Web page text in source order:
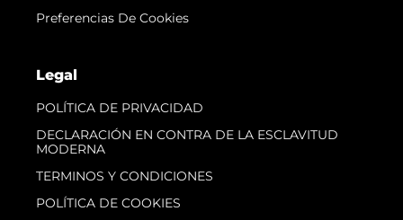
Preferencias De Cookies
Legal
POLÍTICA DE PRIVACIDAD
DECLARACIÓN EN CONTRA DE LA ESCLAVITUD
MODERNA
TERMINOS Y CONDICIONES
POLÍTICA DE COOKIES